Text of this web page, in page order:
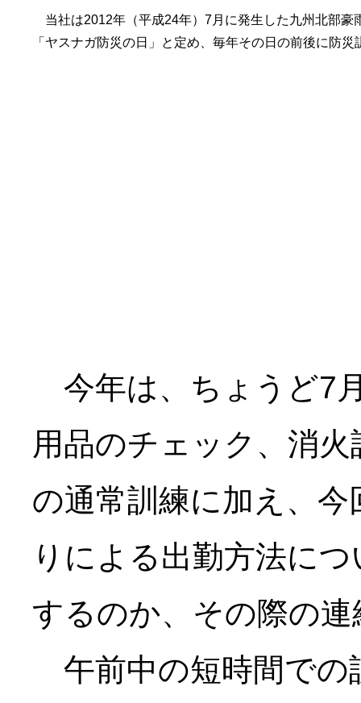
当社は2012年（平成24年）7月に発生した九州北部豪
「ヤスナガ防災の日」と定め、毎年その日の前後に防
今年は、ちょうど7
用品のチェック、消
の通常訓練に加え、
りによる出勤方法に
するのか、その際の
午前中の短時間での